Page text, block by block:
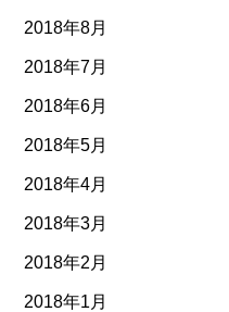
2018年8月
2018年7月
2018年6月
2018年5月
2018年4月
2018年3月
2018年2月
2018年1月